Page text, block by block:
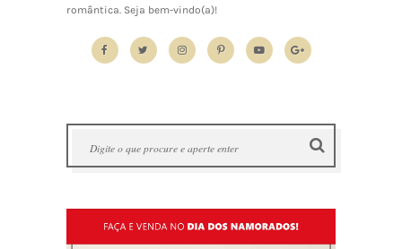
romântica. Seja bem-vindo(a)!